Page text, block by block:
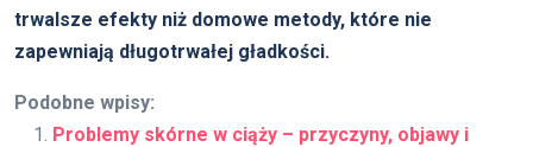
trwalsze efekty niż domowe metody, które nie
zapewniają długotrwałej gładkości.
Podobne wpisy:
Problemy skórne w ciąży – przyczyny, objawy i